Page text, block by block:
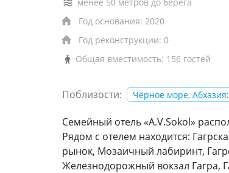
Год основания: 2020
Год реконструкции: 0
Общая вместимость: 156 гостей
Поблизости: Чёрное море,
Cемейный отель «A.V.Sokol»
Рядом с отелем находится:
рынок, Мозаичный лабиринт,
Железнодорожный вокзал Гагра,